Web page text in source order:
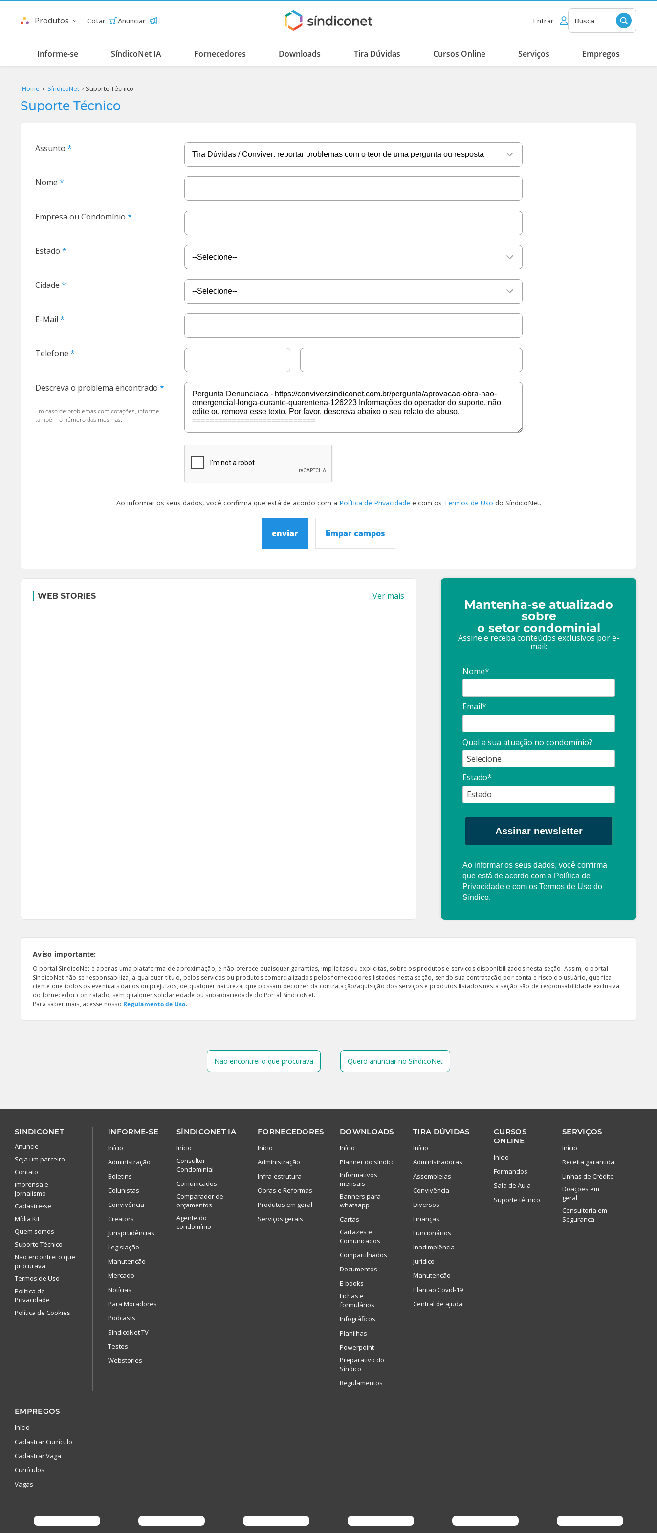
Produtos Cotar Anunciar Entrar Busca
Informe-se SíndicoNet IA Fornecedores Downloads Tira Dúvidas Cursos Online Serviços Empregos
Home SíndicoNet Suporte Técnico
Suporte Técnico
Assunto
Nome
Empresa ou Condomínio
Estado
Cidade
E-Mail
Telefone
Descreva o problema encontrado
Em caso de problemas com cotações, informe
também o número das mesmas.
Ao informar os seus dados, você confirma que está de acordo com a Política de Privacidade e com os Termos de Uso do SíndicoNet.
enviar limpar campos
WEB STORIES Ver mais
Mantenha-se atualizado
sobre
o setor condominial
Assine e receba conteúdos exclusivos por e-
mail:
Nome*
Email*
Qual a sua atuação no condomínio?
Estado*
Assinar newsletter
Ao informar os seus dados, você confirma
que está de acordo com a Política de
Privacidade e com os Termos de Uso do
Síndico.
Aviso importante:
O portal SíndicoNet é apenas uma plataforma de aproximação, e não oferece quaisquer garantias, implícitas ou explicitas, sobre os produtos e serviços disponibilizados nesta seção. Assim, o portal
SíndicoNet não se responsabiliza, a qualquer título, pelos serviços ou produtos comercializados pelos fornecedores listados nesta seção, sendo sua contratação por conta e risco do usuário, que fica
ciente que todos os eventuais danos ou prejuízos, de qualquer natureza, que possam decorrer da contratação/aquisição dos serviços e produtos listados nesta seção são de responsabilidade exclusiva
do fornecedor contratado, sem qualquer solidariedade ou subsidiariedade do Portal SíndicoNet.
Para saber mais, acesse nosso Regulamento de Uso.
Não encontrei o que procurava Quero anunciar no SíndicoNet
SINDICONET
Anuncie
Seja um parceiro
Contato
Imprensa e
Jornalismo
Cadastre-se
Mídia Kit
Quem somos
Suporte Técnico
Não encontrei o que
procurava
Termos de Uso
Política de
Privacidade
Política de Cookies
INFORME-SE
Início
Administração
Boletins
Colunistas
Convivência
Creators
Jurisprudências
Legislação
Manutenção
Mercado
Notícias
Para Moradores
Podcasts
SíndicoNet TV
Testes
Webstories
SÍNDICONET IA
Início
Consultor
Condominial
Comunicados
Comparador de
orçamentos
Agente do
condomínio
FORNECEDORES
Início
Administração
Infra-estrutura
Obras e Reformas
Produtos em geral
Serviços gerais
DOWNLOADS
Início
Planner do síndico
Informativos
mensais
Banners para
whatsapp
Cartas
Cartazes e
Comunicados
Compartilhados
Documentos
E-books
Fichas e
formulários
Infográficos
Planilhas
Powerpoint
Preparativo do
Síndico
Regulamentos
TIRA DÚVIDAS
Início
Administradoras
Assembleias
Convivência
Diversos
Finanças
Funcionários
Inadimplência
Jurídico
Manutenção
Plantão Covid-19
Central de ajuda
CURSOS
ONLINE
Início
Formandos
Sala de Aula
Suporte técnico
SERVIÇOS
Início
Receita garantida
Linhas de Crédito
Doações em
geral
Consultoria em
Segurança
EMPREGOS
Início
Cadastrar Currículo
Cadastrar Vaga
Currículos
Vagas